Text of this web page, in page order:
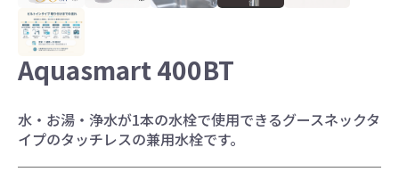
新規会員登録
Aquasmart 400BT
水・お湯・浄水が1本の水栓で使用できるグースネックタ
イプのタッチレスの兼用水栓です。